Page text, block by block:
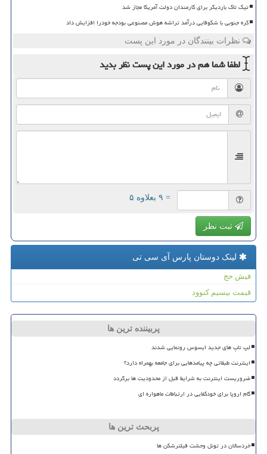
تیک تاک باردیگر برای کارمندان دولت آمریکا مجاز شد
کره جنوبی با شکوفایی درآمد تراشه هوش مصنوعی بودجه خودرا افزایش داد
نظرات بینندگان در مورد این پست
لطفا شما همدر مورد این پستنظر بدید
= ۹ بعلاوه ۵
ثبت نظر
لینک دوستان پارس آی سی تی
فیش حج
قیمت بیسیم کنوود
پربیننده ترین ها
لپ تاپ های جدید ایسوس رونمایی شدند
اینترنت طبقاتی چه پیامدهایی برای جامعه بهمراه دارد؟
ضروریست اینترنت به شرایط قبل از محدودیت ها برگردد
گام اروپا برای خودکفایی در ارتباطات ماهواره ای
پربحث ترین ها
خردسالان در تونل وحشت فیلترشکن ها